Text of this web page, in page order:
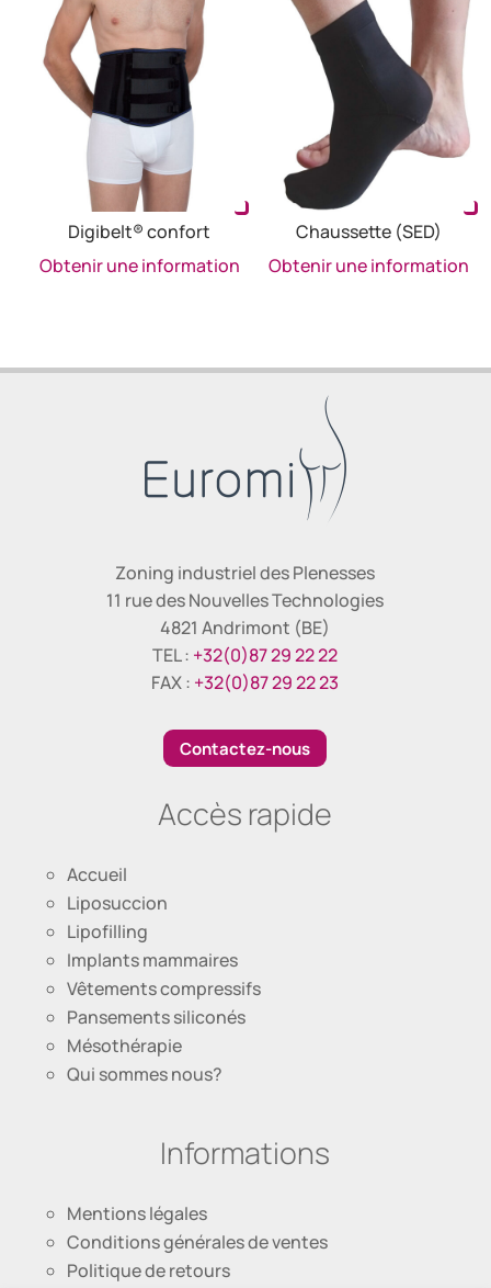
Digibelt® confort
Obtenir une information
Chaussette (SED)
Obtenir une information
Zoning industriel des Plenesses
11 rue des Nouvelles Technologies
4821 Andrimont (BE)
TEL : +32(0)87 29 22 22
FAX : +32(0)87 29 22 23
Contactez-nous
Accès rapide
Accueil
Liposuccion
Lipofilling
Implants mammaires
Vêtements compressifs
Pansements siliconés
Mésothérapie
Qui sommes nous?
Informations
Mentions légales
Conditions générales de ventes
Politique de retours